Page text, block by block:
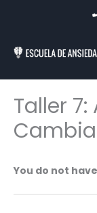
Taller
You do not